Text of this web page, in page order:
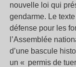
nouvelle loi qui
gendarme. Le
défense pour les
l’Assemblée
d’une bascule
un « permis de tuer